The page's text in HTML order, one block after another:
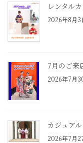
レンタル
2026年8月3
7月のご来
2026年7月
カジュア
2026年7月